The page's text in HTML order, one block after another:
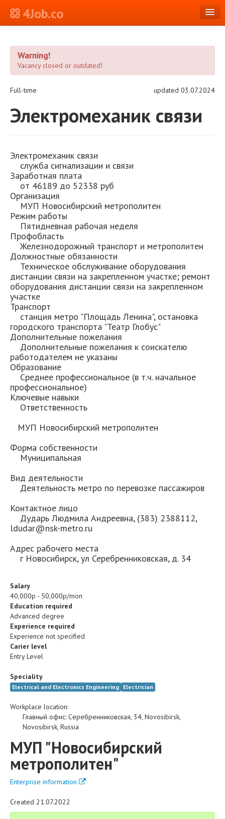
4Job.co
Log in or Register
Warning!
Vacancy closed or outdated!
Full-time updated 03.07.2024
Электромеханик связи
Электромеханик связи
служба сигнализации и связи
Заработная плата
от 46189 до 52338 руб
Организация
МУП Новосибирский метрополитен
Режим работы
Пятидневная рабочая неделя
Профобласть
Железнодорожный транспорт и метрополитен
Должностные обязанности
Техническое обслуживание оборудования
дистанции связи на закрепленном участке; ремонт
оборудования дистанции связи на закрепленном
участке
Транспорт
станция метро "Площадь Ленина", остановка
городского транспорта "Театр Глобус"
Дополнительные пожелания
Дополнительные пожелания к соискателю
работодателем не указаны
Образование
Среднее профессиональное (в т.ч. начальное
профессиональное)
Ключевые навыки
Ответственность
МУП Новосибирский метрополитен
Форма собственности
Муниципальная
Вид деятельности
Деятельность метро по перевозке пассажиров
Контактное лицо
Дударь Людмила Андреевна, (383) 2388112,
ldudar@nsk-metro.ru
Адрес рабочего места
г Новосибирск, ул Серебренниковская, д. 34
Salary
40,000р - 50,000р/mon
Education required
Advanced degree
Experience required
Experience not specified
Carier level
Entry Level
Speciality
Electrical and Electronics Engineering Electrician
Workplace location:
Главный офис: Серебренниковская, 34, Novosibirsk,
Novosibirsk, Russia
МУП "Новосибирский
метрополитен"
Enterprise information
Created 21.07.2022